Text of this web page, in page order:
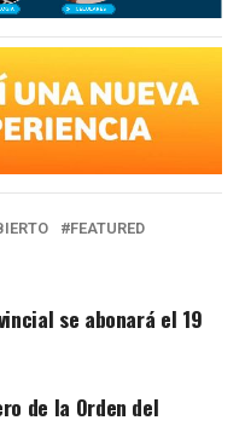
FEATURED
se abonará el 19
de la Orden del